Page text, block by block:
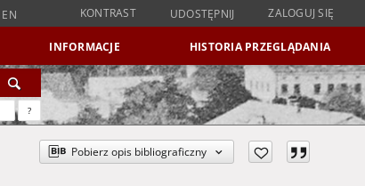
EN KONTRAST UDOSTĘPNIJ ZALOGUJ SIĘ
INFORMACJE HISTORIA PRZEGLĄDANIA
?
Pobierz opis bibliograficzny